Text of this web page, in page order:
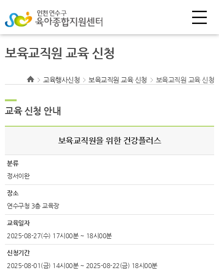
보육교직원 교육 신청
교육행사신청 보육교직원 교육 신청 보육교직원 교육 신청
교육 신청 안내
보육교직원을 위한 건강플러스
분류
정서이완
장소
연수구청 3층 교육장
교육일자
2025-08-27(수) 17시00분 ~ 18시00분
신청기간
2025-08-01(금) 14시00분 ~ 2025-08-22(금) 18시00분